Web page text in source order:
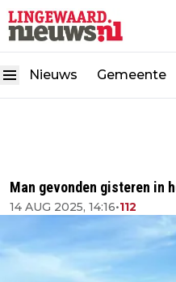
Nieuws Gemeente
Man gevonden gisteren in
14 AUG 2025, 14:16•112